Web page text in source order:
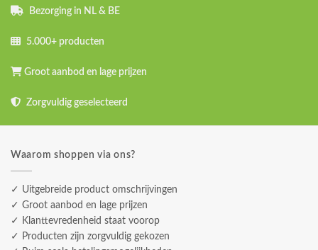
Bezorging in NL & BE
5.000+ producten
Groot aanbod en lage prijzen
Zorgvuldig geselecteerd
Waarom shoppen via ons?
✓ Uitgebreide product omschrijvingen
✓ Groot aanbod en lage prijzen
✓ Klanttevredenheid staat voorop
✓ Producten zijn zorgvuldig gekozen